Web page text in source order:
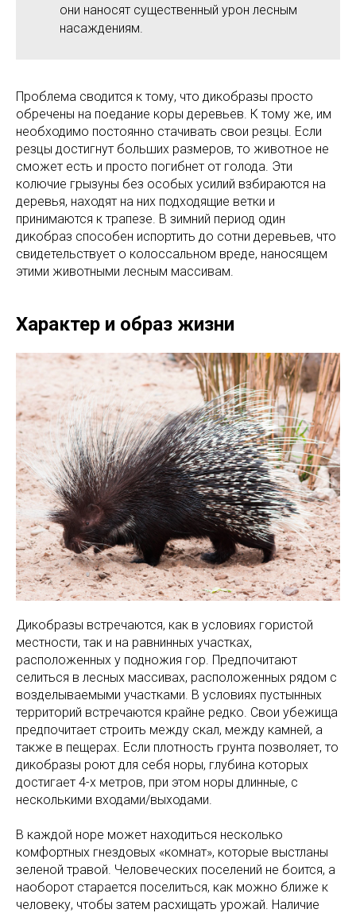
они наносят существенный урон лесным
насаждениям.
Проблема сводится к тому, что дикобразы просто
обречены на поедание коры деревьев. К тому же, им
необходимо постоянно стачивать свои резцы. Если
резцы достигнут больших размеров, то животное не
сможет есть и просто погибнет от голода. Эти
колючие грызуны без особых усилий взбираются на
деревья, находят на них подходящие ветки и
принимаются к трапезе. В зимний период один
дикобраз способен испортить до сотни деревьев, что
свидетельствует о колоссальном вреде, наносящем
этими животными лесным массивам.
Характер и образ жизни
Дикобразы встречаются, как в условиях гористой
местности, так и на равнинных участках,
расположенных у подножия гор. Предпочитают
селиться в лесных массивах, расположенных рядом с
возделываемыми участками. В условиях пустынных
территорий встречаются крайне редко. Свои убежища
предпочитает строить между скал, между камней, а
также в пещерах. Если плотность грунта позволяет, то
дикобразы роют для себя норы, глубина которых
достигает 4-х метров, при этом норы длинные, с
несколькими входами/выходами.
В каждой норе может находиться несколько
комфортных гнездовых «комнат», которые выстланы
зеленой травой. Человеческих поселений не боится, а
наоборот старается поселиться, как можно ближе к
человеку, чтобы затем расхищать урожай. Наличие